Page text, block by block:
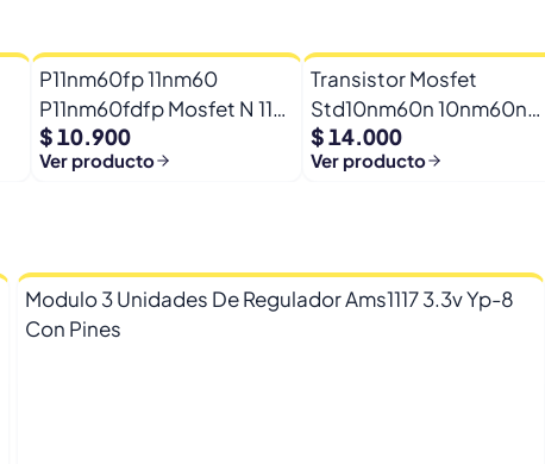
P11nm60fp 11nm60
P11nm60fdfp Mosfet N 11a
600vto-220f
$ 10.900
Ver producto
Transistor Mosfet
Std10nm60n 10nm60n
10nm6 600v 8a To-252
$ 14.000
Ver producto
Modulo 3 Unidades De Regulador Ams1117 3.3v Yp-8
Con Pines